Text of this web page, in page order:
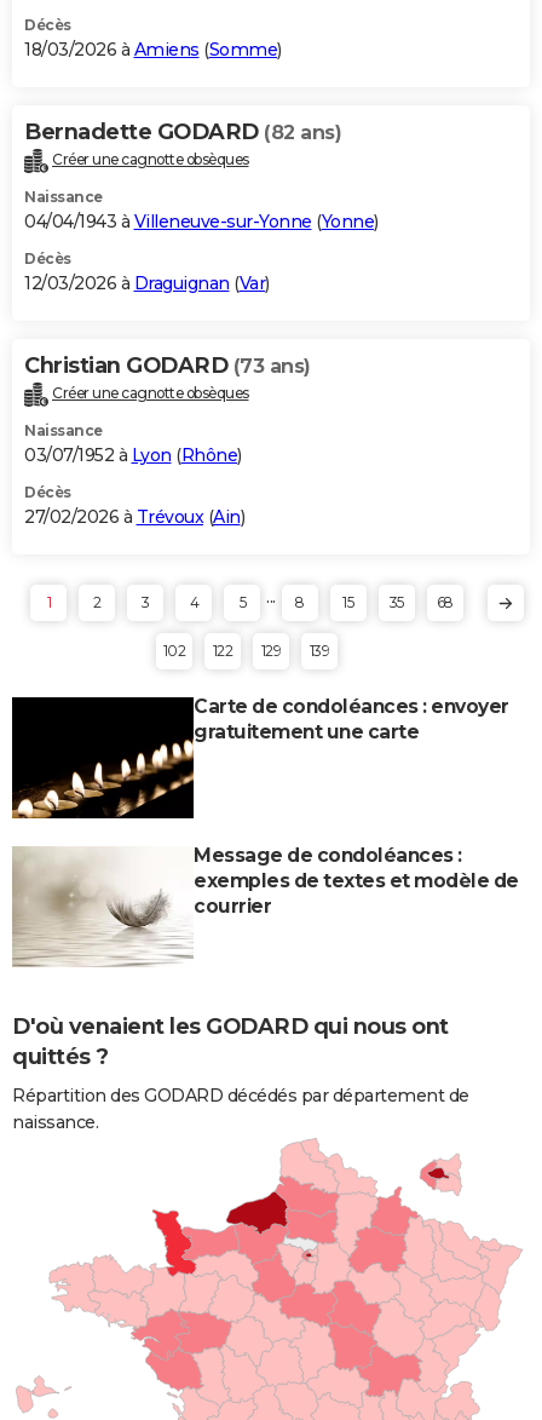
Décès
18/03/2026 à Amiens (Somme)
Bernadette GODARD (82 ans)
Créer une cagnotte obsèques
Naissance
04/04/1943 à Villeneuve-sur-Yonne (Yonne)
Décès
12/03/2026 à Draguignan (Var)
Christian GODARD (73 ans)
Créer une cagnotte obsèques
Naissance
03/07/1952 à Lyon (Rhône)
Décès
27/02/2026 à Trévoux (Ain)
1 2 3 4 5 ... 8 15 35 68
102 122 129 139
Carte de condoléances : envoyer
gratuitement une carte
Message de condoléances :
exemples de textes et modèle de
courrier
D'où venaient les GODARD qui nous ont
quittés ?
Répartition des GODARD décédés par département de
naissance.